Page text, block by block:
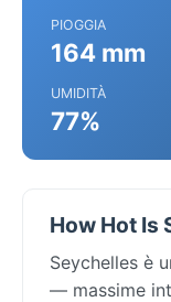
PIOGGIA
164 mm
UMIDITÀ
77%
How Hot Is
Seychelles è
— massime